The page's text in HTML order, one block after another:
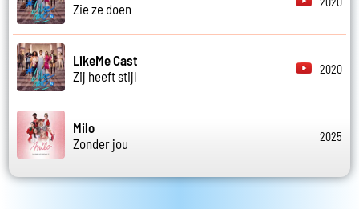
Zie ze doen
LikeMe Cast
Zij heeft stijl
2020
Milo
Zonder jou
2025